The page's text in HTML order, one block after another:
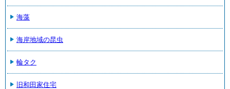
海藻
海岸地域の昆虫
輪タク
旧和田家住宅